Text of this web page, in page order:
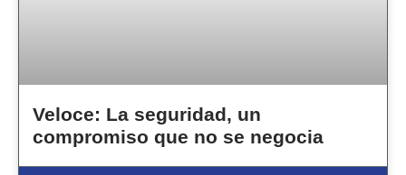
Veloce: La seguridad, un
compromiso que no se negocia